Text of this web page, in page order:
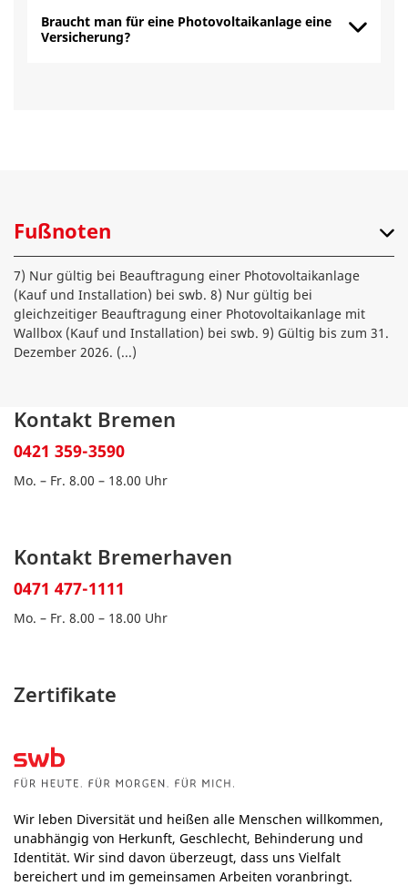
Braucht man für eine Photovoltaikanlage eine
Versicherung?
Fußnoten
7) Nur gültig bei Beauftragung einer Photovoltaikanlage
(Kauf und Installation) bei swb. 8) Nur gültig bei
gleichzeitiger Beauftragung einer Photovoltaikanlage mit
Wallbox (Kauf und Installation) bei swb. 9) Gültig bis zum 31.
Dezember 2026. (...)
Kontakt Bremen
0421 359-3590
Mo. – Fr. 8.00 – 18.00 Uhr
Kontakt Bremerhaven
0471 477-1111
Mo. – Fr. 8.00 – 18.00 Uhr
Zertifikate
Wir leben Diversität und heißen alle Menschen willkommen,
unabhängig von Herkunft, Geschlecht, Behinderung und
Identität. Wir sind davon überzeugt, dass uns Vielfalt
bereichert und im gemeinsamen Arbeiten voranbringt.